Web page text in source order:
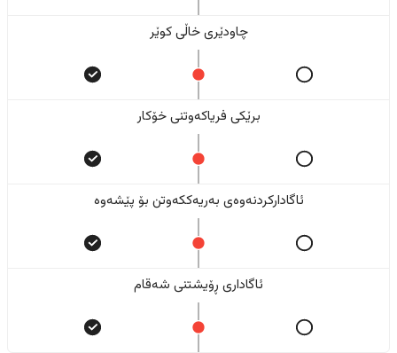
چاودێری خاڵی کوێر
برێکی فریاکەوتنی خۆکار
ئاگادارکردنەوەی بەریەککەوتن بۆ پێشەوە
ئاگاداری ڕۆیشتنی شەقام